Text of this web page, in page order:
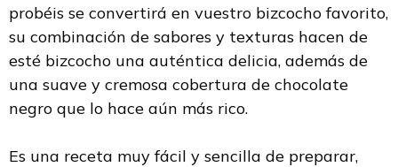
probéis se convertirá en vuestro bizcocho favorito,
su combinación de sabores y texturas hacen de
esté bizcocho una auténtica delicia, además de
una suave y cremosa cobertura de chocolate
negro que lo hace aún más rico.
Es una receta muy fácil y sencilla de preparar,